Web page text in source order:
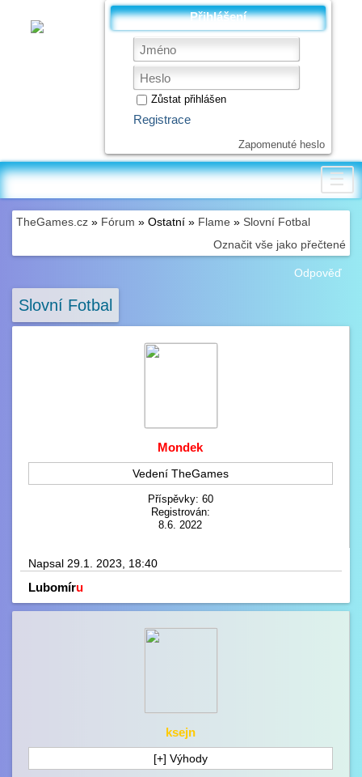
Přihlášení
Zůstat přihlášen
Registrace
Zapomenuté heslo
☰
TheGames.cz » Fórum » Ostatní » Flame » Slovní Fotbal
Označit vše jako přečtené
Odpověď
Slovní Fotbal
Mondek
Vedení TheGames
Příspěvky: 60
Registrován:
8.6. 2022
Napsal 29.1. 2023, 18:40
Lubomíru
ksejn
[+] Výhody